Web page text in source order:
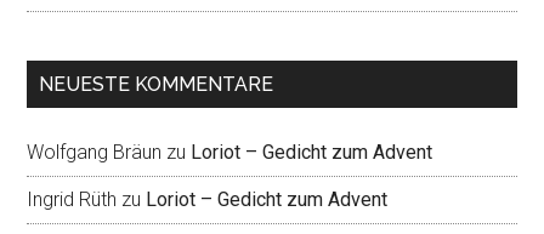
NEUESTE KOMMENTARE
Wolfgang Bräun zu Loriot – Gedicht zum Advent
Ingrid Rüth zu Loriot – Gedicht zum Advent